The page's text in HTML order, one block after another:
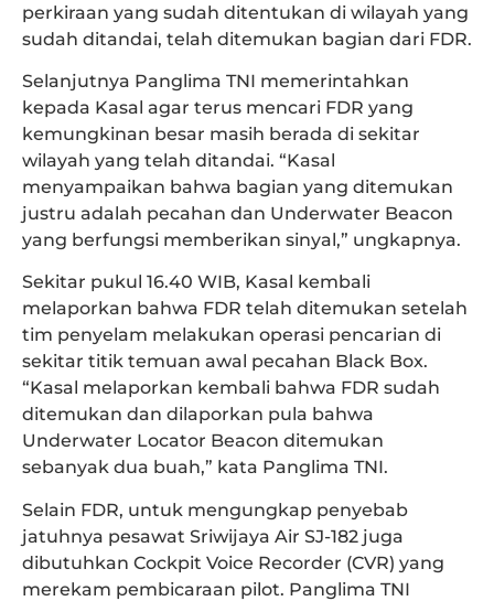
perkiraan yang sudah ditentukan di wilayah yang
sudah ditandai, telah ditemukan bagian dari FDR.
Selanjutnya Panglima TNI memerintahkan
kepada Kasal agar terus mencari FDR yang
kemungkinan besar masih berada di sekitar
wilayah yang telah ditandai. “Kasal
menyampaikan bahwa bagian yang ditemukan
justru adalah pecahan dan Underwater Beacon
yang berfungsi memberikan sinyal,” ungkapnya.
Sekitar pukul 16.40 WIB, Kasal kembali
melaporkan bahwa FDR telah ditemukan setelah
tim penyelam melakukan operasi pencarian di
sekitar titik temuan awal pecahan Black Box.
“Kasal melaporkan kembali bahwa FDR sudah
ditemukan dan dilaporkan pula bahwa
Underwater Locator Beacon ditemukan
sebanyak dua buah,” kata Panglima TNI.
Selain FDR, untuk mengungkap penyebab
jatuhnya pesawat Sriwijaya Air SJ-182 juga
dibutuhkan Cockpit Voice Recorder (CVR) yang
merekam pembicaraan pilot. Panglima TNI